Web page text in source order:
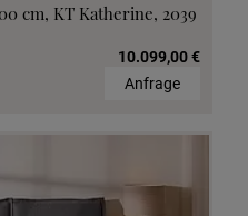
cm, KT Katherine, 2039
10.099,00 €
Anfrage